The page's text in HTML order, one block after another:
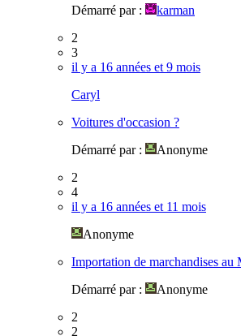
Démarré par :
karman
2
3
il y a 16 années et 9 mois
Caryl
Voitures d'occasion ?
Démarré par :
Anonyme
2
4
il y a 16 années et 11 mois
Anonyme
Importation de marchandises au
Démarré par :
Anonyme
2
2